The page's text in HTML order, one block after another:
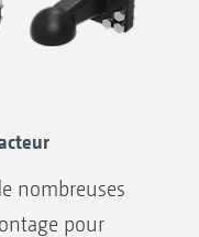
nombreuses
pour